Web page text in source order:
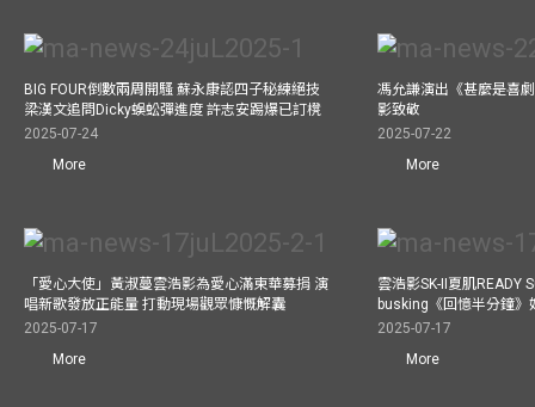
BIG FOUR倒數兩周開騷 蘇永康認四子秘練絕技
梁漢文追問Dicky蜈蚣彈進度 許志安踢爆已訂櫈
2025-07-24
More
馮允謙演出《甚麼是喜
影致敬
2025-07-22
More
「愛心大使」黃淑蔓雲浩影為愛心滿東華募捐 演
唱新歌發放正能量 打動現場觀眾慷慨解囊
2025-07-17
More
雲浩影SK-II夏肌READY
busking《回憶半分鐘》
2025-07-17
More